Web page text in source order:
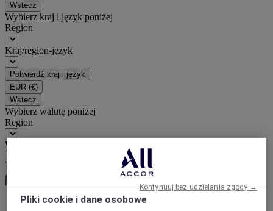
Wstecz
Wybierz kraj i język poniżej
Region
Kraj/region-język
Potwierdź kraj i język
EUR (€)
Wstecz
Wybierz walutę poniżej
Region
Waluta
Pliki cookie i dane osobowe
Kontynuuj bez udzielania zgody →